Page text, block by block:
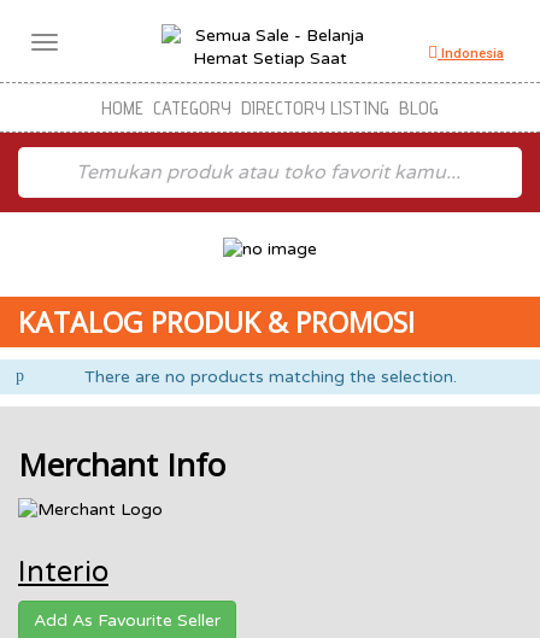
Toggle
Indonesia
HOME CATEGORY DIRECTORY LISTING BLOG
KATALOG PRODUK & PROMOSI
There are no products matching the selection.
Merchant Info
Interio
Add As Favourite Seller